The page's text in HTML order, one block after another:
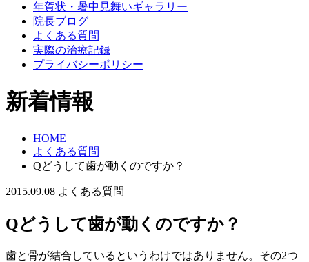
年賀状・暑中見舞いギャラリー
院長ブログ
よくある質問
実際の治療記録
プライバシーポリシー
新着情報
HOME
よくある質問
Qどうして歯が動くのですか？
2015.09.08 よくある質問
Qどうして歯が動くのですか？
歯と骨が結合しているというわけではありません。その2つ